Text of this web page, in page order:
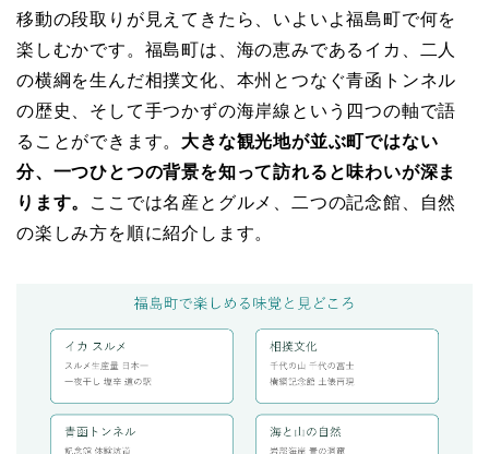
移動の段取りが見えてきたら、いよいよ福島町で何を
楽しむかです。福島町は、海の恵みであるイカ、二人
の横綱を生んだ相撲文化、本州とつなぐ青函トンネル
の歴史、そして手つかずの海岸線という四つの軸で語
ることができます。 大きな観光地が並ぶ町ではない
分、一つひとつの背景を知って訪れると味わいが深ま
ります。
ここでは名産とグルメ、二つの記念館、自然
の楽しみ方を順に紹介します。